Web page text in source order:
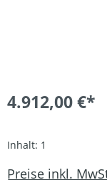
4.912,00 €*
Inhalt: 1
Preise inkl.